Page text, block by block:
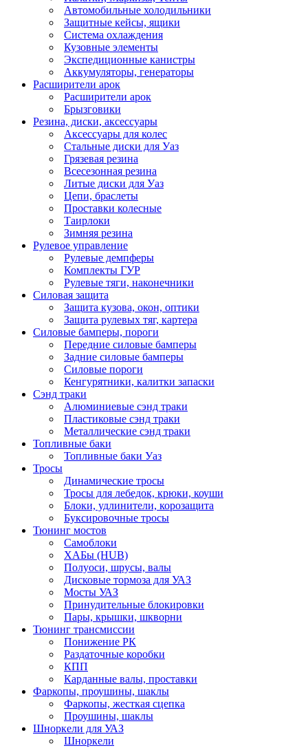
Автомобильные холодильники
Защитные кейсы, ящики
Система охлаждения
Кузовные элементы
Экспедиционные канистры
Аккумуляторы, генераторы
Расширители арок
Расширители арок
Брызговики
Резина, диски, аксессуары
Аксессуары для колес
Стальные диски для Уаз
Грязевая резина
Всесезонная резина
Литые диски для Уаз
Цепи, браслеты
Проставки колесные
Таирлоки
Зимняя резина
Рулевое управление
Рулевые демпферы
Комплекты ГУР
Рулевые тяги, наконечники
Силовая защита
Защита кузова, окон, оптики
Защита рулевых тяг, картера
Силовые бамперы, пороги
Передние силовые бамперы
Задние силовые бамперы
Силовые пороги
Кенгурятники, калитки запаски
Сэнд траки
Алюминиевые сэнд траки
Пластиковые сэнд траки
Металлические сэнд траки
Топливные баки
Топливные баки Уаз
Тросы
Динамические тросы
Тросы для лебедок, крюки, коуши
Блоки, удлинители, корозащита
Буксировочные тросы
Тюнинг мостов
Самоблоки
ХАБы (HUB)
Полуоси, шрусы, валы
Дисковые тормоза для УАЗ
Мосты УАЗ
Принудительные блокировки
Пары, крышки, шкворни
Тюнинг трансмиссии
Понижение РК
Раздаточные коробки
КПП
Карданные валы, проставки
Фаркопы, проушины, шаклы
Фаркопы, жесткая сцепка
Проушины, шаклы
Шноркели для УАЗ
Шноркели